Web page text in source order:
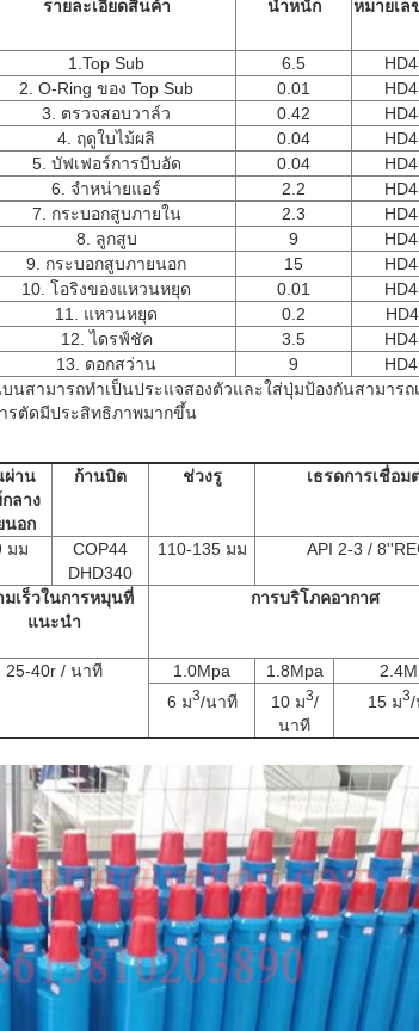
รายละเอียดสินค้า น้ำหนัก หมายเ
1.Top Sub 6.5
2. O-Ring ของ Top Sub
0.01
3. ตรวจสอบวาล์ว
0.42
4. ฤดูใบไม้ผลิ
0.04
5. บัฟเฟอร์การบีบอัด
0.04
6. จำหน่ายแอร์
2.2
7. กระบอกสูบภายใน
2.3
8. ลูกสูบ
9
9. กระบอกสูบภายนอก
15
10. โอริงของแหวนหยุด
0.01
11. แหวนหยุด
0.2
12. ไดรฟ์ชัค
3.5
13. ดอกสว่าน
9
สามารถทำเป็นประแจสองตัวและใส่ปุ่มป้องกันสามารถ
รตัดมีประสิทธิภาพมากขึ้น
ผ่าน
ลาง
นอก
ก้านบิต ช่วงรู เธรดการเชื่อม
มม
COP44
DHD340
110-135 มม API 2-3 /
มเร็วในการหมุนที่
แนะนำ
การบริโภคอากาศ
25-40r / นาที 1.0Mpa 1.8Mpa
6 ม3/นาที 10 ม3/
นาที
15 ม3/